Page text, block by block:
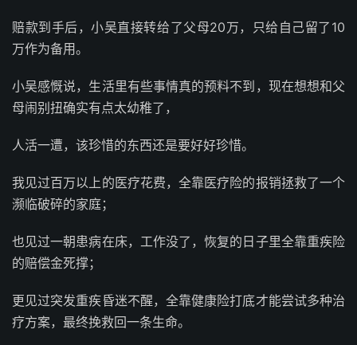
赔款到手后，小吴直接转给了父母20万，只给自己留了10
万作为备用。
小吴感慨说，生活里有些事情真的预料不到，现在想想和父
母闹别扭确实有点太幼稚了，
人活一遭，该珍惜的东西还是要好好珍惜。
我见过百万以上的医疗花费，全靠医疗险的报销拯救了一个
濒临破碎的家庭；
也见过一朝患病在床，工作没了，恢复的日子里全靠重疾险
的赔偿金死撑；
更见过突发重疾昏迷不醒，全靠健康险打底才能尝试多种治
疗方案，最终挽救回一条生命。